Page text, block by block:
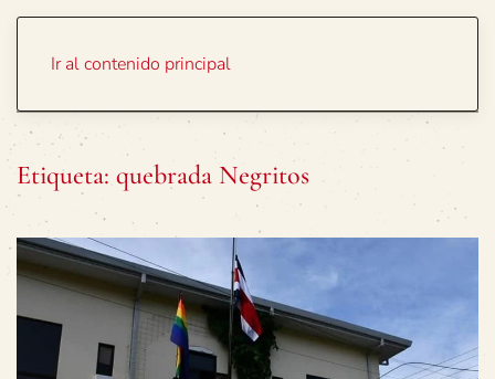
Ir al contenido principal
Etiqueta: quebrada Negritos